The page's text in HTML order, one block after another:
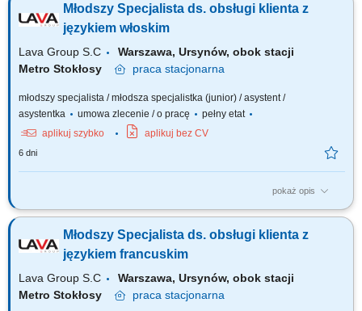
spersonalizowanych ofert handlowych wraz z wizualizacjami produktów.
Nadzór nad całym procesem realizacji zamówień i współpraca z
Młodszy Specjalista ds. obsługi klienta z
językiem włoskim
Lava Group S.C
Warszawa, Ursynów, obok stacji
Metro Stokłosy
praca stacjonarna
młodszy specjalista / młodsza specjalistka (junior) / asystent /
asystentka
umowa zlecenie / o pracę
pełny etat
aplikuj szybko
aplikuj bez CV
6 dni
pokaż opis
Codzienny kontakt z klientami włoskojęzycznymi – mailowy oraz
doradztwo produktowe). Przygotowywanie ofert handlowych i wizualizacji
dostosowanych do potrzeb klientów z rynku włoskiego. Wspieranie
Młodszy Specjalista ds. obsługi klienta z
językiem francuskim
Lava Group S.C
Warszawa, Ursynów, obok stacji
Metro Stokłosy
praca stacjonarna